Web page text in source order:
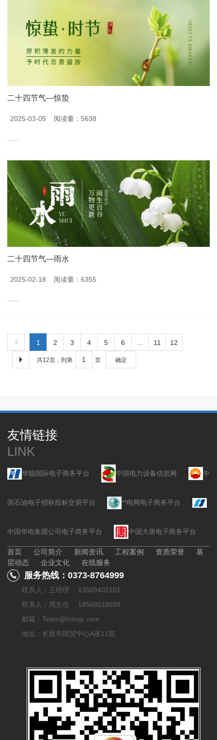
二十四节气—惊蛰
2025-03-05 阅读量：5638
二十四节气—雨水
2025-02-18 阅读量：6355
1 2 3 4 5 6 11 12
共12页，到第 页 确定
友情链接
LINK
华能国际电子商务平台 中国电力设备信息网 中
国石油电子招标投标交易平台 **电网电子商务平台
中国华电集团公司电子商务平台 中国大唐电子商务平台
首页 公司简介 新闻资讯 工程案例 资质荣誉
基
层动态
企业文化 在线服务
服务热线：0373-8764999
联系人：王经理 13569402101
联系人：周主任 18568518699
邮箱： Team@hnrsjs.com
地址：长垣市国贸中心A座11层